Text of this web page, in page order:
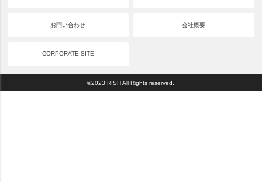
お問い合わせ 会社概要
CORPORATE SITE
©2023 RISH All Rights reserved.